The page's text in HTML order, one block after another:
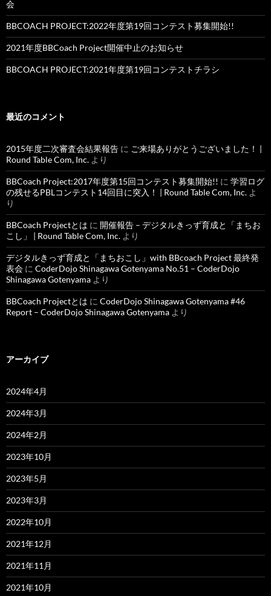
会
BBCOACH PROJECT:2022年度第19回コンテスト募集開始!!
2021年度BBCoach Project開催中止のお知らせ
BBCOACH PROJECT:2021年度第19回コンテストチラシ
最近のコメント
2015年度二次審査会結果報告 に ご来場ありがとうございました！ |
Round Table Com, Inc. より
BBCoach Project:2017年度第15回コンテスト募集開始!! に 学習ログ
の残せるPBLコンテスト14回目に突入！ | Round Table Com, Inc. よ
り
BBCoach Projectとは に 開催報告 – デジタルきっず育成と「まちお
こし」 | Round Table Com, Inc. より
デジタルきっず育成と「まちおこし」with BBcoach Project 最終発
表会 に CoderDojo Shinagawa Gotenyama No.51 – CoderDojo
Shinagawa Gotenyama より
BBCoach Projectとは に CoderDojo Shinagawa Gotenyama #46
Report – CoderDojo Shinagawa Gotenyama より
アーカイブ
2024年4月
2024年3月
2024年2月
2023年10月
2023年5月
2023年3月
2022年10月
2021年12月
2021年11月
2021年10月